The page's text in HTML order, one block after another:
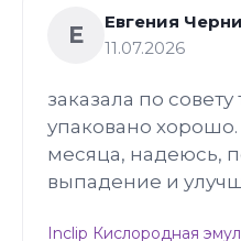
Е
Евгения
11.07.2026
заказала по совету
упаковано
месяца, надеюсь,
выпадение и
Inclip Кислородная